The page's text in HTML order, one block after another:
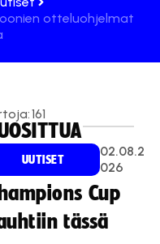
otteluohjelmat
161
UUTISET
02.08.2
026
Cup
tässä